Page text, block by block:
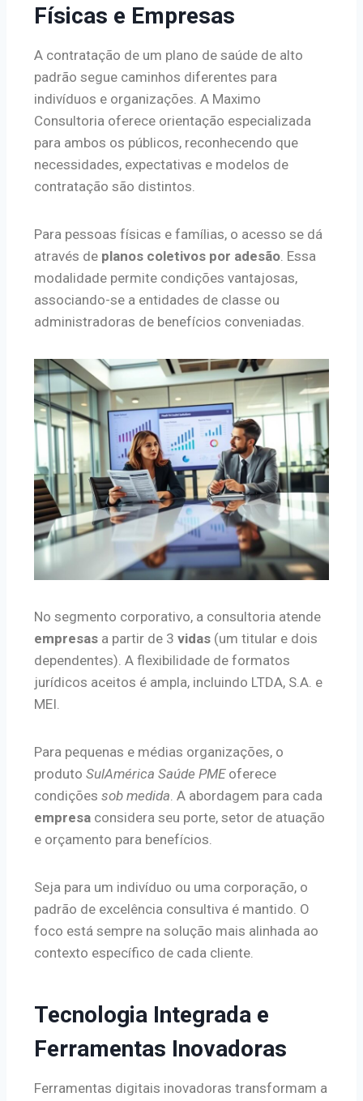
Físicas e Empresas
A contratação de um plano de saúde de alto
padrão segue caminhos diferentes para
indivíduos e organizações. A Maximo
Consultoria oferece orientação especializada
para ambos os públicos, reconhecendo que
necessidades, expectativas e modelos de
contratação são distintos.
Para pessoas físicas e famílias, o acesso se dá
através de planos coletivos por adesão. Essa
modalidade permite condições vantajosas,
associando-se a entidades de classe ou
administradoras de benefícios conveniadas.
No segmento corporativo, a consultoria atende
empresas a partir de 3 vidas (um titular e dois
dependentes). A flexibilidade de formatos
jurídicos aceitos é ampla, incluindo LTDA, S.A. e
MEI.
Para pequenas e médias organizações, o
produto SulAmérica Saúde PMEoferece
condições sob medida. A abordagem para cada
empresa considera seu porte, setor de atuação
e orçamento para benefícios.
Seja para um indivíduo ou uma corporação, o
padrão de excelência consultiva é mantido. O
foco está sempre na solução mais alinhada ao
contexto específico de cada cliente.
Tecnologia Integrada e
Ferramentas Inovadoras
Ferramentas digitais inovadoras transformam a